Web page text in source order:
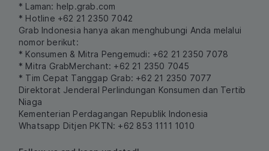
* Laman: help.grab.com
* Hotline +62 21 2350 7042
Grab Indonesia hanya akan menghubungi Anda melalui
nomor berikut:
* Konsumen & Mitra Pengemudi: +62 21 2350 7078
* Mitra GrabMerchant: +62 21 2350 7045
* Tim Cepat Tanggap Grab: +62 21 2350 7077
Direktorat Jenderal Perlindungan Konsumen dan Tertib
Niaga
Kementerian Perdagangan Republik Indonesia
Whatsapp Ditjen PKTN: +62 853 1111 1010